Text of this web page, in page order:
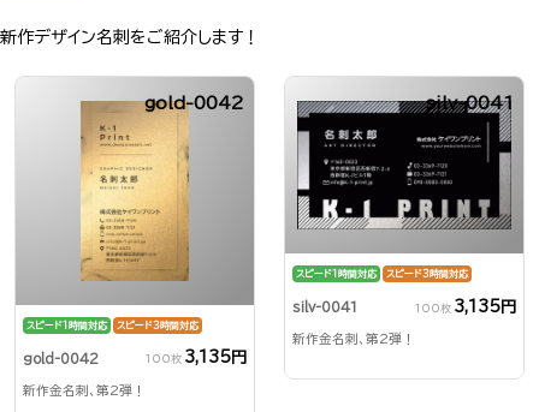
新作デザイン名刺をご紹介します！
gold-0042
スピード1時間対応 スピード3時間対応
gold-0042 100枚 3,135円
新作金名刺、第2弾！
silv-0041
スピード1時間対応 スピード3時間対応
silv-0041 100枚 3,135円
新作金名刺、第2弾！